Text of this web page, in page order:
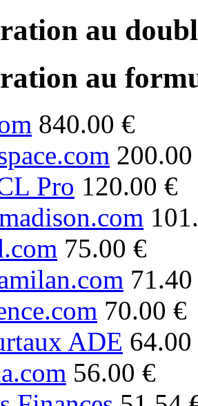
au
au
840.00 €
Pro 120.00 €
75.00 €
70.00 €
ADE 64.00
56.00 €